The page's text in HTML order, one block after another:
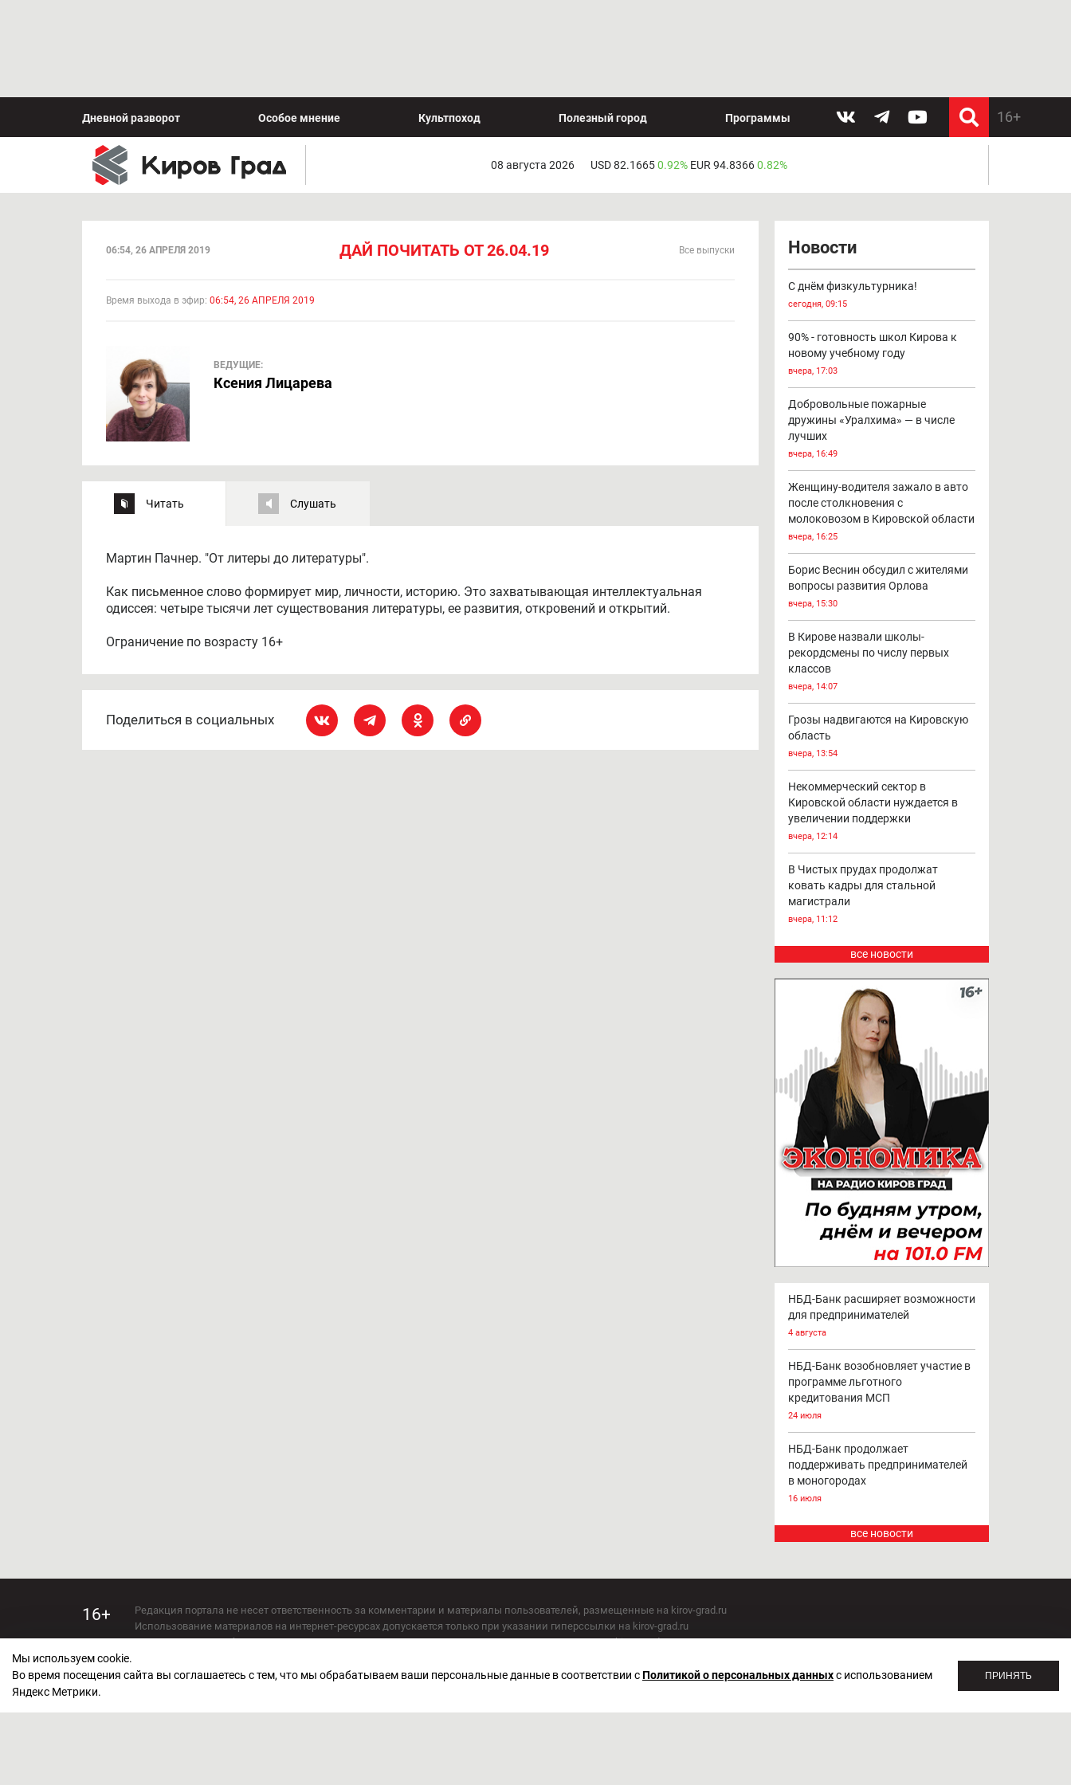
Дневной разворот Особое мнение Культпоход Полезный город Программы
08 августа 2026 USD 82.16650.92% EUR 94.83660.82%
06:54, 26 АПРЕЛЯ 2019 ДАЙ ПОЧИТАТЬ ОТ 26.04.19 Все выпуски
Время выхода в эфир: 06:54, 26 АПРЕЛЯ 2019
ВЕДУЩИЕ:
Ксения Лицарева
Читать Слушать
Мартин Пачнер. "От литеры до литературы".
Как письменное слово формирует мир, личности, историю. Это захватывающая интеллектуальная
одиссея: четыре тысячи лет существования литературы, ее развития, откровений и открытий.
Ограничение по возрасту 16+
Поделиться в социальных
Новости
С днём физкультурника!
сегодня, 09:15
90% - готовность школ Кирова к
новому учебному году
вчера, 17:03
Добровольные пожарные
дружины «Уралхима» — в числе
лучших
вчера, 16:49
Женщину-водителя зажало в авто
после столкновения с
молоковозом в Кировской области
вчера, 16:25
Борис Веснин обсудил с жителями
вопросы развития Орлова
вчера, 15:30
В Кирове назвали школы-
рекордсмены по числу первых
классов
вчера, 14:07
Грозы надвигаются на Кировскую
область
вчера, 13:54
Некоммерческий сектор в
Кировской области нуждается в
увеличении поддержки
вчера, 12:14
В Чистых прудах продолжат
ковать кадры для стальной
магистрали
вчера, 11:12
все новости
НБД-Банк расширяет возможности
для предпринимателей
4 августа
НБД-Банк возобновляет участие в
программе льготного
кредитования МСП
24 июля
НБД-Банк продолжает
поддерживать предпринимателей
в моногородах
16 июля
все новости
16+
Редакция портала не несет ответственность за комментарии и материалы пользователей, размещенные на kirov-grad.ru
Использование материалов на интернет-ресурсах допускается только при указании гиперссылки на kirov-grad.ru
Использование любых материалов настоящего СМИ допускается только при указании на ресурс: kirov-grad.ru
СМИ зарегистрировано Федеральной службой по надзору в сфере связи, информационных технологий и массовых коммуникаций 20.07.2018. Регистрационный номер ЭЛ №
Мы используем cookie.
Во время посещения сайта вы соглашаетесь с тем, что мы обрабатываем ваши персональные данные в соответствии сПолитикой о персональных данныхс использованием
Яндекс Метрики.
ПРИНЯТЬ